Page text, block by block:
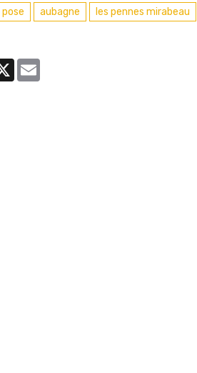
pose aubagne les pennes mirabeau
X